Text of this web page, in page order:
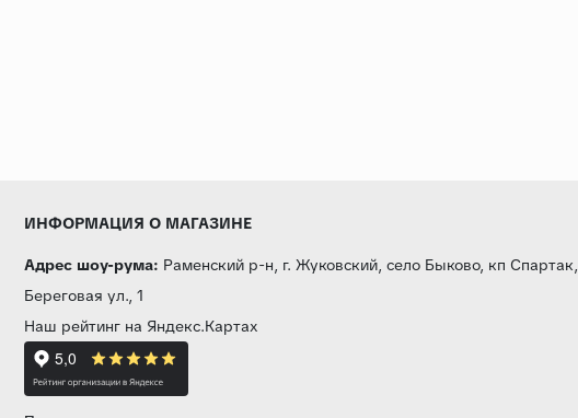
ИНФОРМАЦИЯ О МАГАЗИНЕ
Адрес шоу-рума: Раменский р-н, г. Жуковский, село Быково, кп Спартак,
Береговая ул., 1
Наш рейтинг на Яндекс.Картах